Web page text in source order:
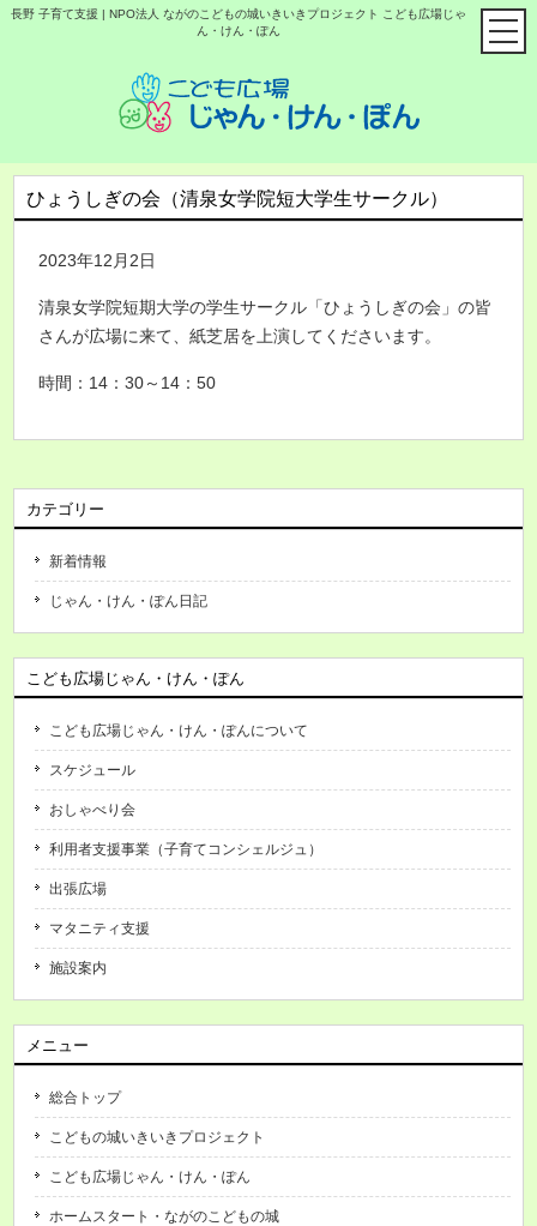
長野 子育て支援 | NPO法人 ながのこどもの城いきいきプロジェクト こども広場じゃ
ん・けん・ぽん
ひょうしぎの会（清泉女学院短大学生サークル）
2023年12月2日
清泉女学院短期大学の学生サークル「ひょうしぎの会」の皆
さんが広場に来て、紙芝居を上演してくださいます。
時間：14：30～14：50
カテゴリー
新着情報
じゃん・けん・ぽん日記
こども広場じゃん・けん・ぽん
こども広場じゃん・けん・ぽんについて
スケジュール
おしゃべり会
利用者支援事業（子育てコンシェルジュ）
出張広場
マタニティ支援
施設案内
メニュー
総合トップ
こどもの城いきいきプロジェクト
こども広場じゃん・けん・ぽん
ホームスタート・ながのこどもの城